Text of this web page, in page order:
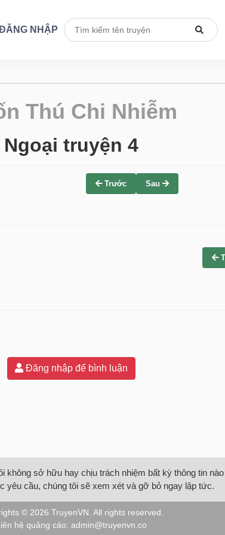
NHẬP
Thú Chi Nhiễm
Ngoại truyện 4
Trước Sau
Đăng nhập để bình luận
sở hữu hay chịu trách nhiệm bất kỳ thông tin
yêu cầu, chúng tôi sẽ xem xét và gỡ bỏ ngay lập tức.
© 2026 TruyenVN . All rights reserved.
hệ quảng cáo: admin@truyenvn.co